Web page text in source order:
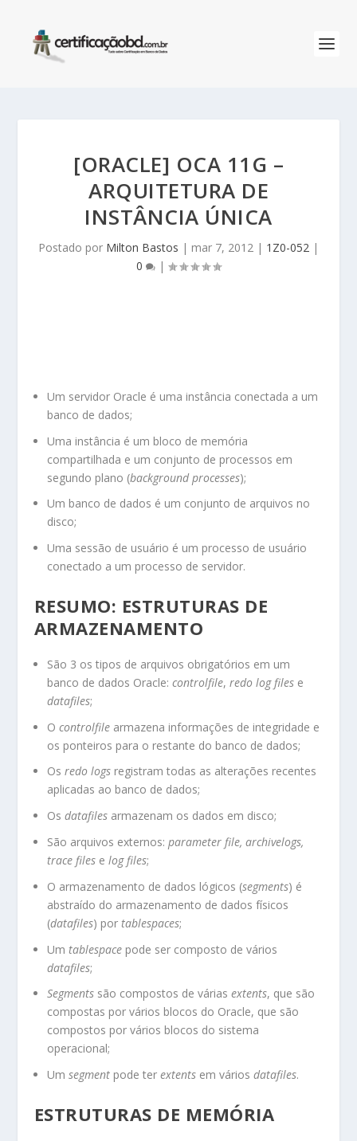
[ORACLE] OCA 11G –
ARQUITETURA DE
INSTÂNCIA ÚNICA
Postado por Milton Bastos | mar 7, 2012 | 1Z0-052 |
0
|
Um servidor Oracle é uma instância conectada a um
banco de dados;
Uma instância é um bloco de memória
compartilhada e um conjunto de processos em
segundo plano (background processes);
Um banco de dados é um conjunto de arquivos no
disco;
Uma sessão de usuário é um processo de usuário
conectado a um processo de servidor.
RESUMO: ESTRUTURAS DE
ARMAZENAMENTO
São 3 os tipos de arquivos obrigatórios em um
banco de dados Oracle: controlfile, redo log filese
datafiles;
O controlfilearmazena informações de integridade e
os ponteiros para o restante do banco de dados;
Os redo logsregistram todas as alterações recentes
aplicadas ao banco de dados;
Os datafilesarmazenam os dados em disco;
São arquivos externos: parameter file, archivelogs,
trace filese log files;
O armazenamento de dados lógicos (segments) é
abstraído do armazenamento de dados físicos
(datafiles) por tablespaces;
Um tablespacepode ser composto de vários
datafiles;
Segmentssão compostos de várias extents, que são
compostas por vários blocos do Oracle, que são
compostos por vários blocos do sistema
operacional;
Um segmentpode ter extentsem vários datafiles.
ESTRUTURAS DE MEMÓRIA